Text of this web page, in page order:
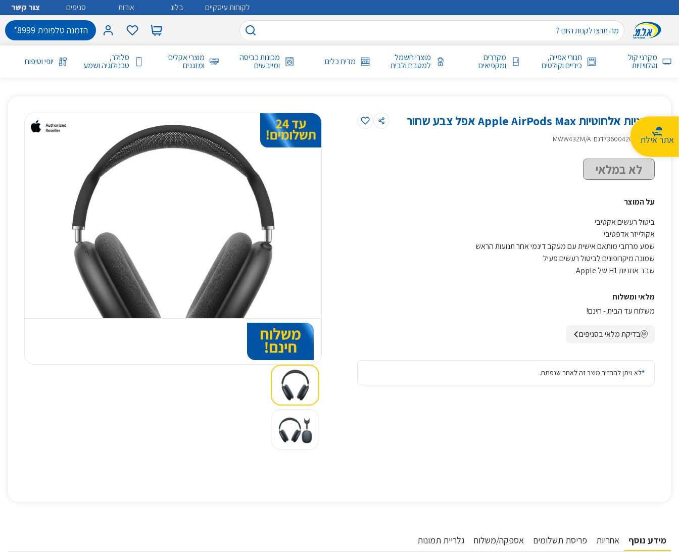
אתר אילת
לקוחות עיסקיים בלוג אודות סניפים צור קשר
הזמנה טלפונית 8999*
מקרני קול
וטלוויזיות
תנורי אפייה,
כיריים וקולטים
מקררים
ומקפיאים
מוצרי חשמל
למטבח ולבית מדיח כלים מכונות כביסה
ומייבשים
מוצרי אקלים
ומזגנים
סלולר,
טכנולוגיה ושמע יופי וטיפוח
אוזניות אלחוטיות Apple AirPods Max אפל צבע שחור
מק״ט 736004206דגם: MWW43ZM/A
לא במלאי
על המוצר
ביטול רעשים אקטיבי
אקולייזר אדפטיבי
שמע מרחבי מותאם אישית עם מעקב דינמי אחר תנועות הראש
‏שמונה מיקרופונים לביטול רעשים פעיל‏
‏שבב אוזניות H1 של Apple
מלאי ומשלוח
משלוח עד הבית - חינם!
בדיקת מלאי בסניפים
*לא ניתן להחזיר מוצר זה לאחר שנפתח.
מידע נוסף אחריות פריסת תשלומים אספקה/משלוח גלריית תמונות